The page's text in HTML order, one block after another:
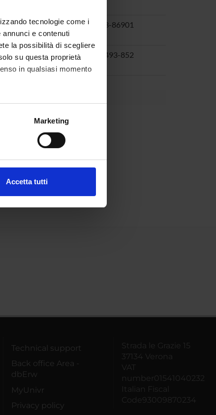
tecnologie come i
e contenuti
la possibilità di scegliere
su questa proprietà
in qualsiasi momento
metro,Marketing
Accetta tutti
Prentice
Hall
1999 0-13-86901
CRC Press 1996 0-8493-852
Technical support
Back office Area -
dbErw
MyUnivr
Privacy policy
Strada le Grazie 15
37134 Verona
VAT
number01541040232
Italian Fiscal
Code93009870234